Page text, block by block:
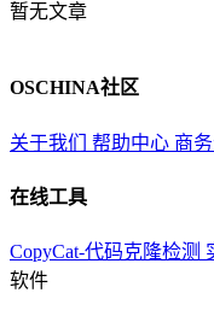
暂无文章
OSCHINA社区
关于我们 帮助中心 商
在线工具
CopyCat-代码克隆检测
软件